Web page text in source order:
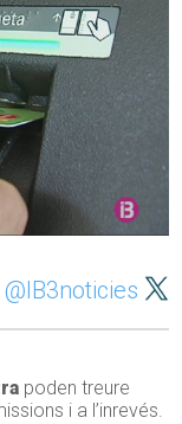
@IB3noticies
poden treure
i a l’inrevés.